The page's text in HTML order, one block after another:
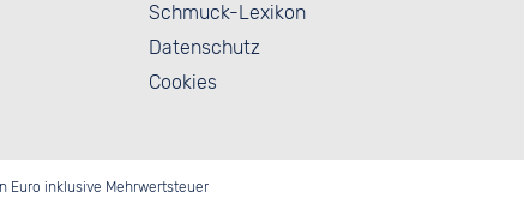
Schmuck-Lexikon
Datenschutz
Cookies
Euro inklusive Mehrwertsteuer